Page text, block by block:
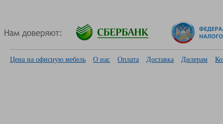
Цена на офисную мебель О нас Оплата Доставка Дилерам